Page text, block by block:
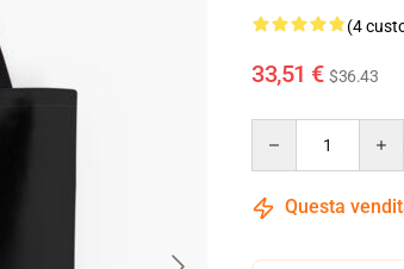
(4
33,51 € $36.43
Questa